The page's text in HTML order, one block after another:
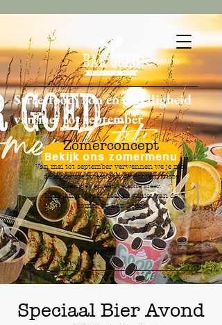
Streetfood, zon en gezelligheid
van mei tot september
Bekijk ons zomermenu
Zomerconcept
Van mei tot september verwennen we je met
de lekkerste streetfood gerechten, frisse
drankjes en een relaxte sfeer.
Kom langs, proef, deel en geniet van de
zomer bij Bar Goed!
Tot
snel!
Speciaal Bier Avond